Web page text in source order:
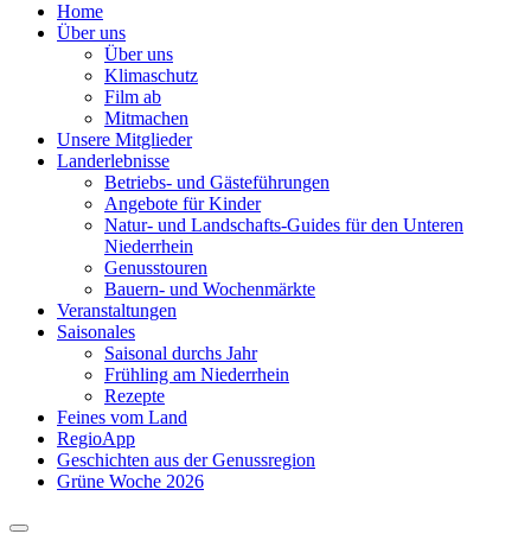
Home
Über uns
Über uns
Klimaschutz
Film ab
Mitmachen
Unsere Mitglieder
Landerlebnisse
Betriebs- und Gästeführungen
Angebote für Kinder
Natur- und Landschafts-Guides für den Unteren
Niederrhein
Genusstouren
Bauern- und Wochenmärkte
Veranstaltungen
Saisonales
Saisonal durchs Jahr
Frühling am Niederrhein
Rezepte
Feines vom Land
RegioApp
Geschichten aus der Genussregion
Grüne Woche 2026